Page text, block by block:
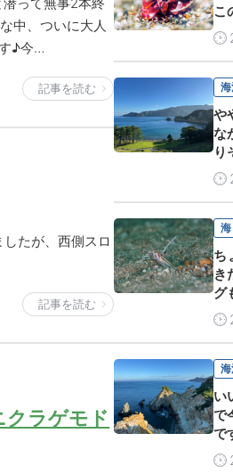
中、ついに大人
♪今…
記事を読む
たが、西側スロ
記事を読む
ラゲモド
こ
や
な
り
ち
き
グ
い
で
で